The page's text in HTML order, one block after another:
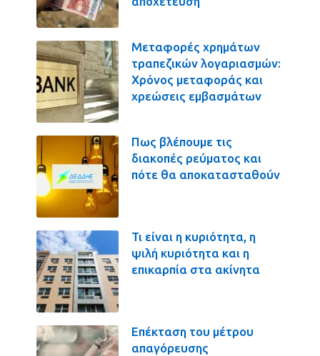
Μεταφορές χρημάτων
τραπεζικών λογαριασμών:
Χρόνος μεταφοράς και
χρεώσεις εμβασμάτων
Πως βλέπουμε τις
διακοπές ρεύματος και
πότε θα αποκατασταθούν
Τι είναι η κυριότητα, η
ψιλή κυριότητα και η
επικαρπία στα ακίνητα
Επέκταση του μέτρου
απαγόρευσης